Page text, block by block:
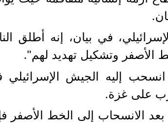
في بيان، إنه أطلق
الأصفر وتشكيل تهديد لهم".
إليه الجيش
على غزة.